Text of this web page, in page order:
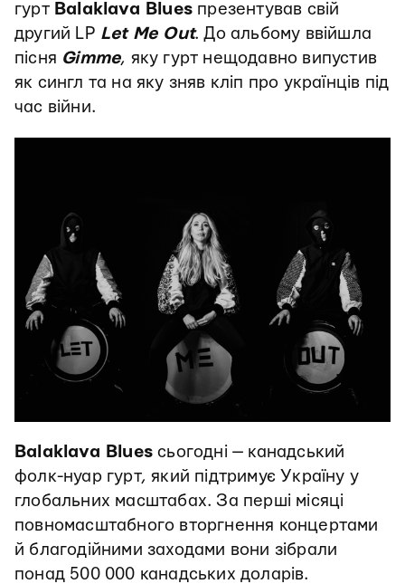
гурт Balaklava Blues презентував свій
другий LP Let Me Out. До альбому ввійшла
пісня Gimme, яку гурт нещодавно випустив
як сингл та на яку зняв кліп про українців під
час війни.
Balaklava Blues сьогодні — канадський
фолк-нуар гурт, який підтримує Україну у
глобальних масштабах. За перші місяці
повномасштабного вторгнення концертами
й благодійними заходами вони зібрали
понад 500 000 канадських доларів.